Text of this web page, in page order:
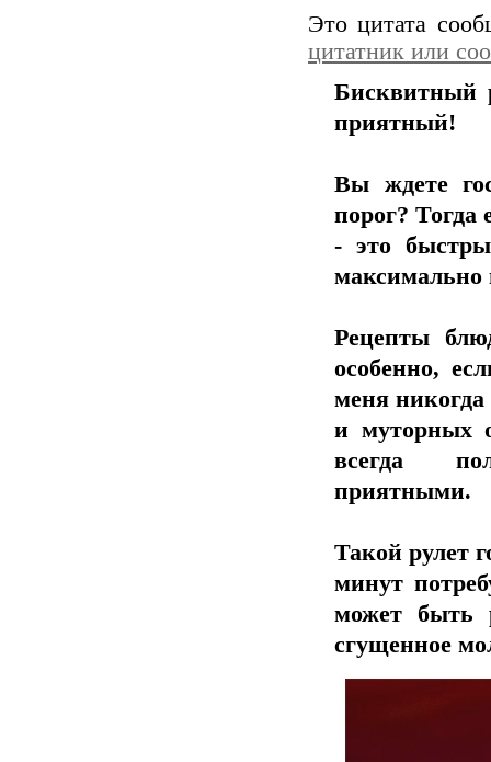
Это цитата
цитатник или
Бисквитный
приятный!
Вы ждете
порог? Тогда
- это
максимально
Рецепты
особенно,
меня никогда
и муторных
всегда
приятными.
Такой рулет
минут
может быть
сгущенное